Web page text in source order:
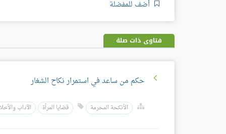
أضف للمفضلة
فتاوى ذات صلة
حكم من ساعد في استمرار نكاح الشغار
الأنكحة المحرمة قضايا المرأة الآداب